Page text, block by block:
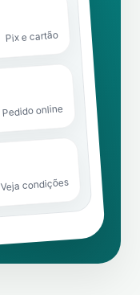
Pix e cartão
Pedido online
Veja condições